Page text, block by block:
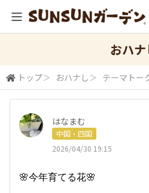
おハナ
トップ＞ おハナし ＞ テーマトー
はなまむ
中国・四国
2026/04/30 19:15
🌸今年育てる花🌸